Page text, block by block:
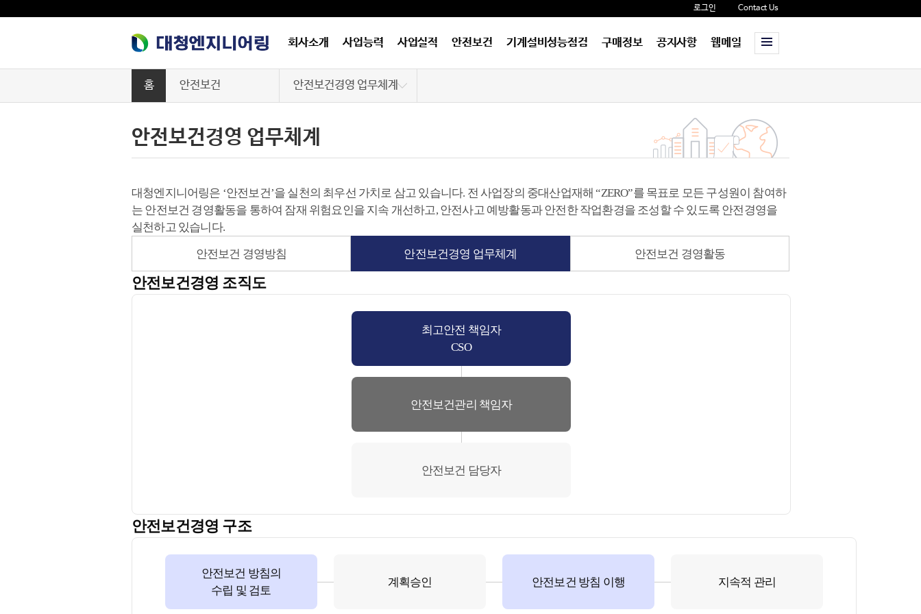
로그인 Contact Us
회사소개 사업능력 사업실적 안전보건 기계설비성능점검 구매정보 공지사항 웹메일
홈 안전보건
사업능력
사업실적
구매정보
안전보건경영 업무체계
안전보건경영 업무체계
안전보건경영 업무체계
대청엔지니어링은 ‘안전보건’을 실천의 최우선 가치로 삼고 있습니다. 전 사업장의 중대산업재해 “ZERO”를 목표로 모든 구성원이 참여하
는 안전보건 경영활동을 통하여 잠재 위험요인을 지속 개선하고, 안전사고 예방활동과 안전한 작업환경을 조성할 수 있도록 안전경영을
실천하고 있습니다.
안전보건 경영방침 안전보건경영 업무체계 안전보건 경영활동
안전보건경영 조직도
최고안전 책임자
CSO
안전보건관리 책임자
안전보건 담당자
안전보건경영 구조
안전보건 방침의
수립 및 검토
계획승인 안전보건 방침 이행 지속적 관리